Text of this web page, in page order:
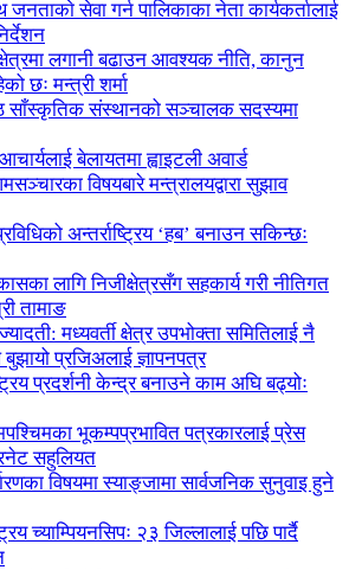
जनताकाे सेवा गर्न पालिकाका नेता कार्यकर्तालाई
लगानी बढाउन आवश्यक नीति, कानुन
छः मन्त्री शर्मा
साँस्कृतिक संस्थानको सञ्चालक सदस्यमा
बेलायतमा ह्वाइटली अवार्ड
विषयबारे मन्त्रालयद्वारा सुझाव
अन्तर्राष्ट्रिय ‘हब’ बनाउन सकिन्छः
लागि निजीक्षेत्रसँग सहकार्य गरी नीतिगत
तामाङ
मध्यवर्ती क्षेत्र उपभोक्ता समितिलाई नै
प्रजिअलाई ज्ञापनपत्र
प्रदर्शनी केन्द्र बनाउने काम अघि बढ्योः
भूकम्पप्रभावित पत्रकारलाई प्रेस
सहुलियत
विषयमा स्याङ्जामा सार्वजनिक सुनुवाइ हुने
च्याम्पियनसिपः २३ जिल्लालाई पछि पार्दै